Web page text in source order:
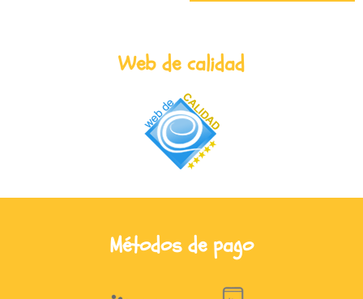
Web de calidad
Métodos de pago